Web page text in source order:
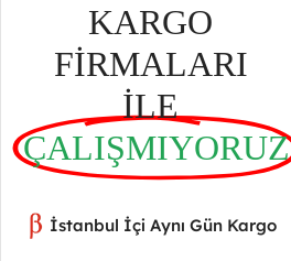
KARGO
FİRMALARI
İLE
ÇALIŞMIYORUZ
İstanbul İçi Aynı Gün Kargo